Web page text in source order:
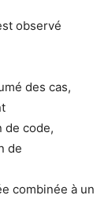
observé
des cas,
de code,
de
combinée à un